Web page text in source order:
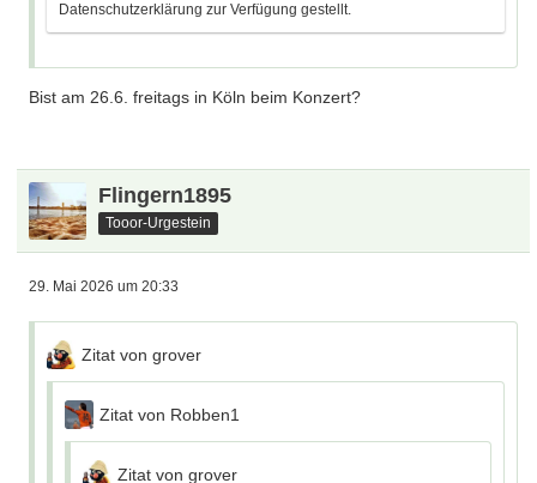
Datenschutzerklärung zur Verfügung gestellt.
Bist am 26.6. freitags in Köln beim Konzert?
Flingern1895
Tooor-Urgestein
29. Mai 2026 um 20:33
Zitat von grover
Zitat von Robben1
Zitat von grover